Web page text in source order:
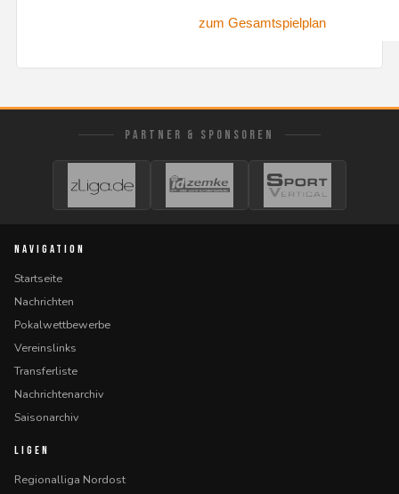
zum Gesamtspielplan
PARTNER & SPONSOREN
NAVIGATION
Startseite
Nachrichten
Pokalwettbewerbe
Vereinslinks
Transferliste
Nachrichtenarchiv
Saisonarchiv
LIGEN
Regionalliga Nordost